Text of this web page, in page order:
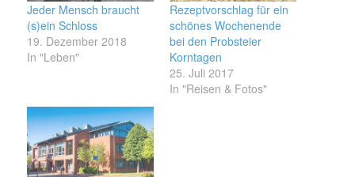
Jeder Mensch braucht
(s)ein Schloss
19. Dezember 2018
In "Leben"
Rezeptvorschlag für ein
schönes Wochenende
bei den Probsteier
Korntagen
25. Juli 2017
In "Reisen & Fotos"